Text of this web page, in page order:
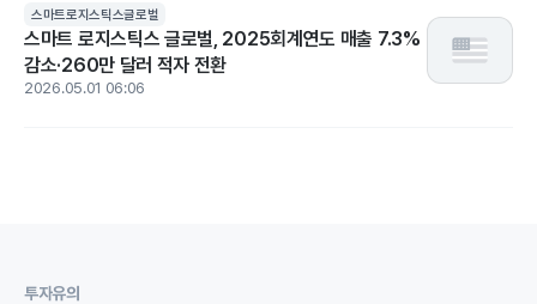
스마트로지스틱스글로벌
스마트 로지스틱스 글로벌, 2025회계연도 매출 7.3%
감소·260만 달러 적자 전환
2026.05.01 06:06
투자유의